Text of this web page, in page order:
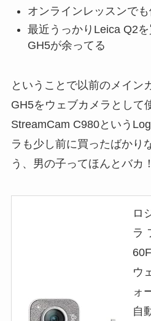
オンラインレッスンで
最近うっかりLeica Q2
GH5が余ってる
ということで以前のメイン
GH5をウェブカメラとして
StreamCam C980という
ラも少し前に買ったばかり
う、男の子ってほんとバカ！
ロ
ラ
ウ
ォ
自